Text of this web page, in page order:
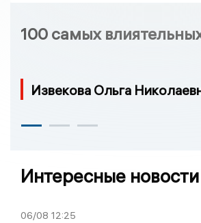
100 самых
Извекова Ольга
Интересные новости
06/08 12:25